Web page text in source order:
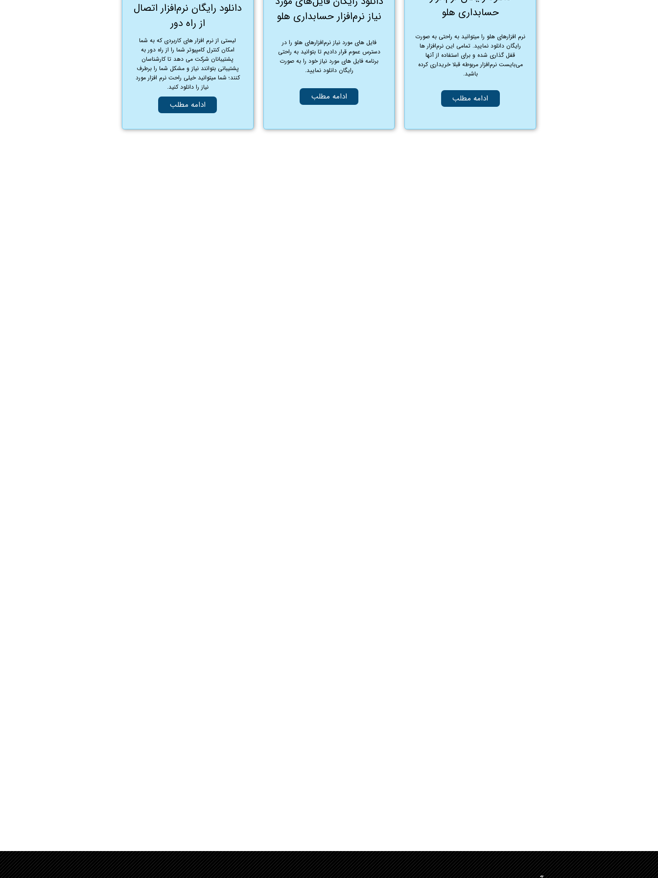
حسابداری هلو
نرم افزارهای هلو را میتوانید به راحتی به صورت
رایگان دانلود نمایید. تمامی این نرم‌افزار ها
قفل گذاری شده و برای استفاده از آنها
می‌بایست نرم‌افزار مربوطه قبلا خریداری کرده
باشید.
ادامه مطلب
نیاز نرم‌افزار حسابداری هلو
فایل های مورد نیاز نرم‌افزارهای هلو را در
دسترس عموم قرار دادیم تا بتوانید به راحتی
برنامه فایل های مورد نیاز خود را به صورت
رایگان دانلود نمایید.
ادامه مطلب
دانلود رایگان نرم‌افزار اتصال
از راه دور
لیستی از نرم افزار های کاربردی که به شما
امکان کنترل کامپیوتر شما را از راه دور به
پشتیبانان شرکت می دهد تا کارشناسان
پشتیبانی بتوانند نیاز و مشکل شما را برطرف
کنند؛ شما میتوانید خیلی راحت نرم افزار مورد
نیاز را دانلود کنید.
ادامه مطلب